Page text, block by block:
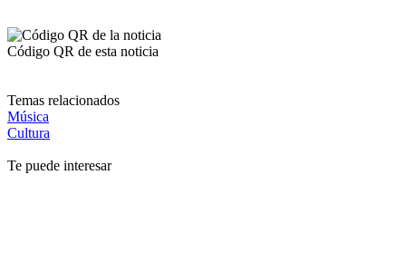
Código QR de esta noticia
Temas relacionados
Música
Cultura
Te puede interesar